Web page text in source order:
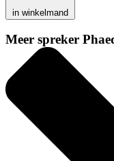
in winkelmand
Meer spreker